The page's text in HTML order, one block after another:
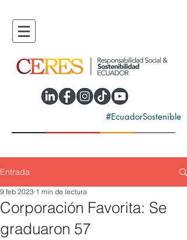
#EcuadorSostenible
Entrada
Corporación Favorita: Se
graduaron 57
9 feb 2023 1 min de lectura